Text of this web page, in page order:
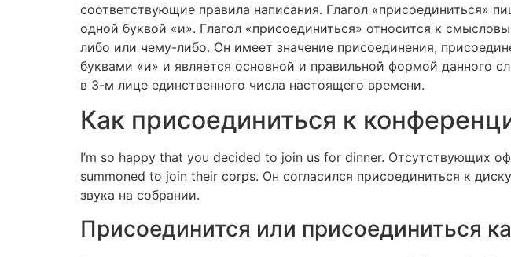
соответствующие правила написания. Глагол «присоединиться»
одной буквой «и». Глагол «присоединиться» относится к
либо или чему-либо. Он имеет значение присоединения,
буквами «и» и является основной и правильной формой данного
в 3-м лице единственного числа настоящего времени.
Как присоединиться к
I’m so happy that you decided to join us for dinner. Отсутствующих
summoned to join their corps. Он согласился присоединиться к
звука на собрании.
Присоединится или присоединиться